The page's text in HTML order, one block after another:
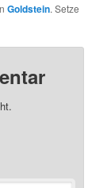
Goldstein. Setze